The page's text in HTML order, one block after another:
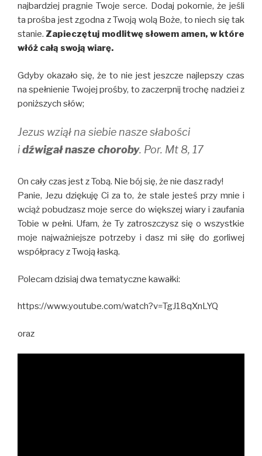
najbardziej pragnie Twoje serce. Dodaj pokornie, że jeśli
ta prośba jest zgodna z Twoją wolą Boże, to niech się tak
stanie. Zapieczętuj modlitwę słowem amen, w które
włóż całą swoją wiarę.
Gdyby okazało się, że to nie jest jeszcze najlepszy czas
na spełnienie Twojej prośby, to zaczerpnij trochę nadziei z
poniższych słów;
Jezus wziął na siebie nasze słabości
idźwigał nasze choroby. Por. Mt 8, 17
On cały czas jest z Tobą. Nie bój się, że nie dasz rady!
Panie, Jezu dziękuję Ci za to, że stale jesteś przy mnie i
wciąż pobudzasz moje serce do większej wiary i zaufania
Tobie w pełni. Ufam, że Ty zatroszczysz się o wszystkie
moje najważniejsze potrzeby i dasz mi siłę do gorliwej
współpracy z Twoją łaską.
Polecam dzisiaj dwa tematyczne kawałki:
https://www.youtube.com/watch?v=TgJ18qXnLYQ
oraz